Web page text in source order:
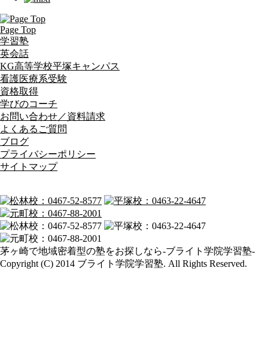
Page Top
学習塾
英会話
KG高等学校平塚キャンパス
看護医療系受験
資格取得
学びのコーチ
お問い合わせ／資料請求
よくあるご質問
ブログ
プライバシーポリシー
サイトマップ
茅ヶ崎で地域密着型の塾をお探しなら-ブライト学院学習塾-
Copyright (C) 2014 ブライト学院学習塾. All Rights Reserved.